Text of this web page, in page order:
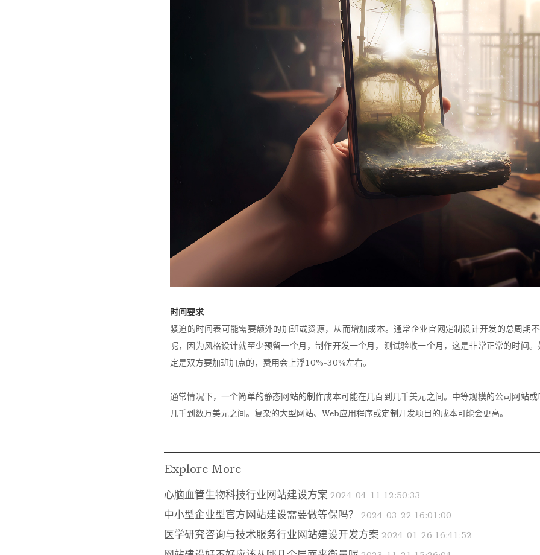
时间要求
紧迫的时间表可能需要额外的加班或资源，从而增加成本。通常企业官网定制设计开发的总周期
呢，因为风格设计就至少预留一个月，制作开发一个月，测试验收一个月，这是非常正常的时间
定是双方要加班加点的，费用会上浮10%-30%左右。
通常情况下，一个简单的静态网站的制作成本可能在几百到几千美元之间。中等规模的公司网站
几千到数万美元之间。复杂的大型网站、Web应用程序或定制开发项目的成本可能会更高。
Explore More
心脑血管生物科技行业网站建设方案 2024-04-11 12:50:33
中小型企业型官方网站建设需要做等保吗？ 2024-03-22 16:01:00
医学研究咨询与技术服务行业网站建设开发方案 2024-01-26 16:41:52